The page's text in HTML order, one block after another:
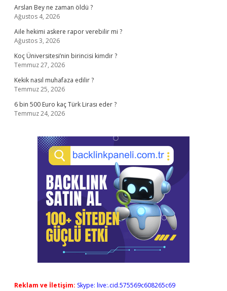
Arslan Bey ne zaman öldü ?
Ağustos 4, 2026
Aile hekimi askere rapor verebilir mi ?
Ağustos 3, 2026
Koç Üniversitesi’nin birincisi kimdir ?
Temmuz 27, 2026
Kekik nasıl muhafaza edilir ?
Temmuz 25, 2026
6 bin 500 Euro kaç Türk Lirası eder ?
Temmuz 24, 2026
Reklam ve İletişim: Skype: live:.cid.575569c608265c69